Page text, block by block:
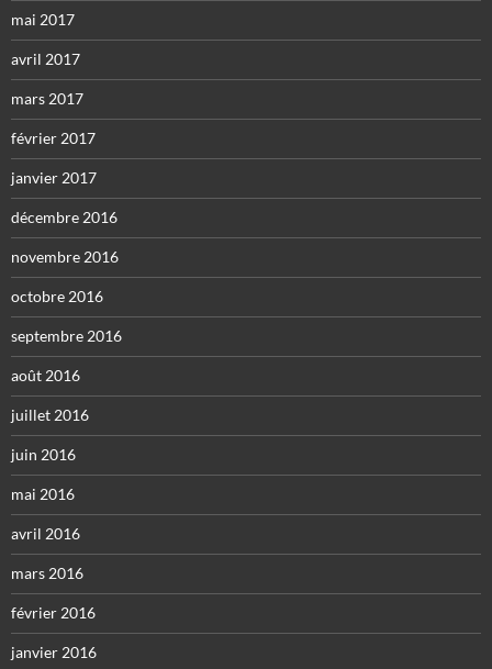
mai 2017
avril 2017
mars 2017
février 2017
janvier 2017
décembre 2016
novembre 2016
octobre 2016
septembre 2016
août 2016
juillet 2016
juin 2016
mai 2016
avril 2016
mars 2016
février 2016
janvier 2016